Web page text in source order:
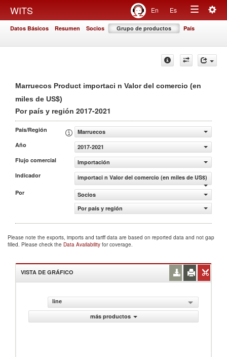
WITS En Es
Toggle
Datos Básicos Resumen Socios Grupo de productos País
Marruecos Product importaci n Valor del comercio (en
miles de US$)
Por país y región 2017-2021
País/Región
Marruecos
Año
2017-2021
Flujo comercial
Importación
Indicador
importaci n Valor del comercio (en miles de US$)
Por
Socios
Por país y región
Please note the exports, imports and tariff data are based on reported data and not gap
filled. Please check the Data Availability for coverage.
VISTA DE GRÁFICO
line
más productos